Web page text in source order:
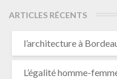
ARTICLES RÉCENTS
l’architecture à
L’égalité homme-